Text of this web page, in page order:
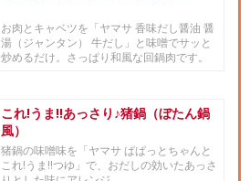
お肉とキャベツを「ヤマサ 香味だし醤油 醤
湯（ジャンタン） 牛だし」と味噌でサッと
炒めるだけ。さっぱり和風な回鍋肉です。
これ!うま!!あっさり♪猪鍋（ぼたん鍋
風）
猪鍋の味噌味を「ヤマサ ぱぱっとちゃんと
これ!うま!!つゆ」で、おだしの効いたあっさ